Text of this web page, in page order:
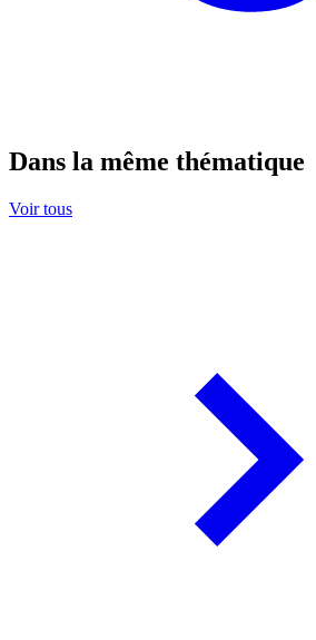
Dans la même thématique
Voir tous